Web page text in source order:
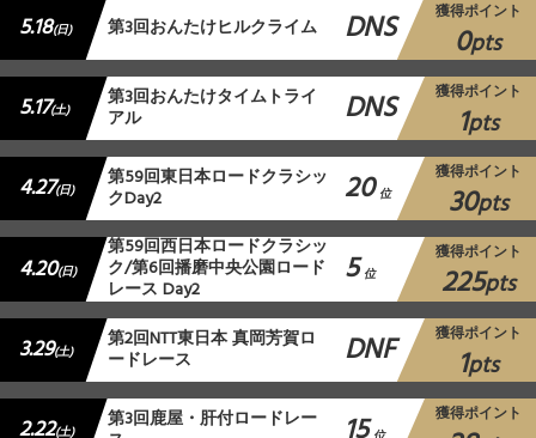
5.18(日) 第3回おんたけヒルクライム DNS 獲得ポイント
0pts
5.17(土) 第3回おんたけタイムトライ
アル DNS 獲得ポイント
1pts
4.27(日) 第59回東日本ロードクラシッ
クDay2 20 位
獲得ポイント
30pts
4.20(日)
第59回西日本ロードクラシッ
ク/第6回播磨中央公園ロード
レース Day2 5 位
獲得ポイント
225pts
3.29(土) 第2回NTT東日本 真岡芳賀ロ
ードレース DNF 獲得ポイント
1pts
2.22(土) 第3回鹿屋・肝付ロードレー 獲得ポイント